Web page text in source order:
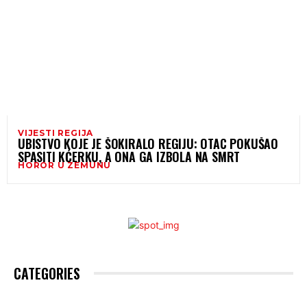
VIJESTI REGIJA
UBISTVO KOJE JE ŠOKIRALO REGIJU: OTAC POKUŠAO
SPASITI KĆERKU, A ONA GA IZBOLA NA SMRT
HOROR U ZEMUNU
CATEGORIES